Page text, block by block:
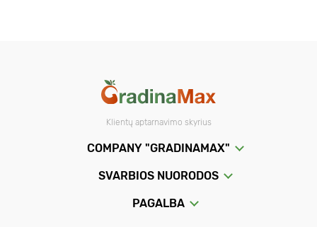
Klientų aptarnavimo skyrius
COMPANY "GRADINAMAX"
SVARBIOS NUORODOS
PAGALBA